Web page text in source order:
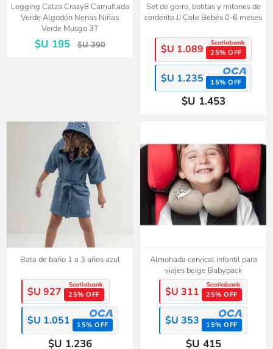
Legging Calza Crazy8 Camuflada
Verde Algodón Nenas Niñas
Verde Musgo 3T
$U 195 $U 390
Set de gorro, botitas y mitones de
corderito JJ Cole Bebés 0-6 meses
$U 1.089 25% OFF
$U 1.235 15% OFF
$U 1.453
Bata de baño 1 a 3 años azul
$U 927 25% OFF
$U 1.051 15% OFF
$U 1.236
Almohada cervical infantil para
viajes beige Babypack
$U 311 25% OFF
$U 353 15% OFF
$U 415